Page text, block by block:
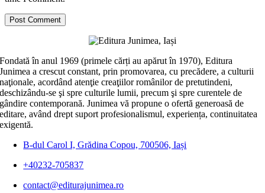
Fondată în anul 1969 (primele cărți au apărut în 1970), Editura
Junimea a crescut constant, prin promovarea, cu precădere, a culturii
naţionale, acordând atenţie creaţiilor românilor de pretutindeni,
deschizându-se şi spre culturile lumii, precum şi spre curentele de
gândire contemporană. Junimea vă propune o ofertă generoasă de
editare, având drept suport profesionalismul, experiența, continuitatea
exigentă.
B-dul Carol I, Grădina Copou, 700506, Iași
+40232-705837
contact@editurajunimea.ro